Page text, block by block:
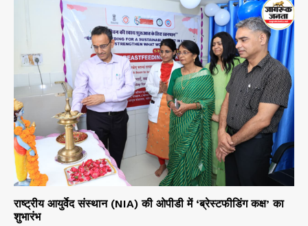
राष्ट्रीय आयुर्वेद संस्थान (NIA) की ओपीडी में ‘ब्रेस्टफीडिंग कक्ष’ का
शुभारंभ